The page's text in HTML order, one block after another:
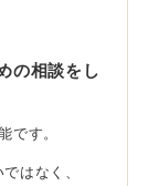
の相談をし
です。
はなく、